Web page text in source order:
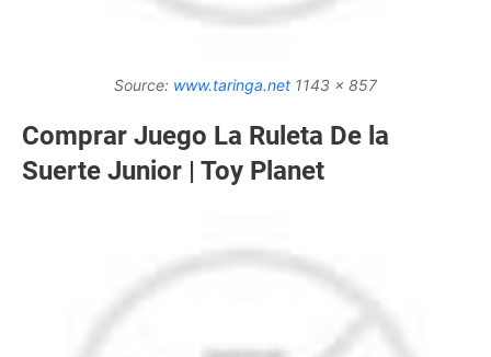
Source: www.taringa.net 1143 x 857
Comprar Juego La Ruleta De la
Suerte Junior | Toy Planet